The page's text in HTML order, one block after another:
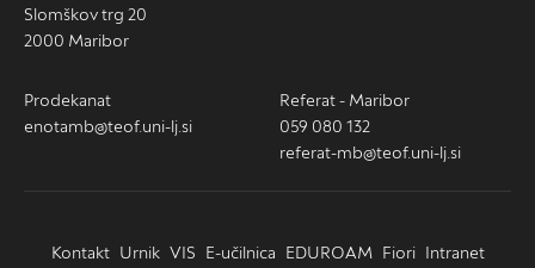
Slomškov trg 20
2000 Maribor
Prodekanat
enotamb@teof.uni-lj.si
Referat - Maribor
059 080 132
referat-mb@teof.uni-lj.si
Kontakt Urnik VIS E-učilnica EDUROAM Fiori Intranet